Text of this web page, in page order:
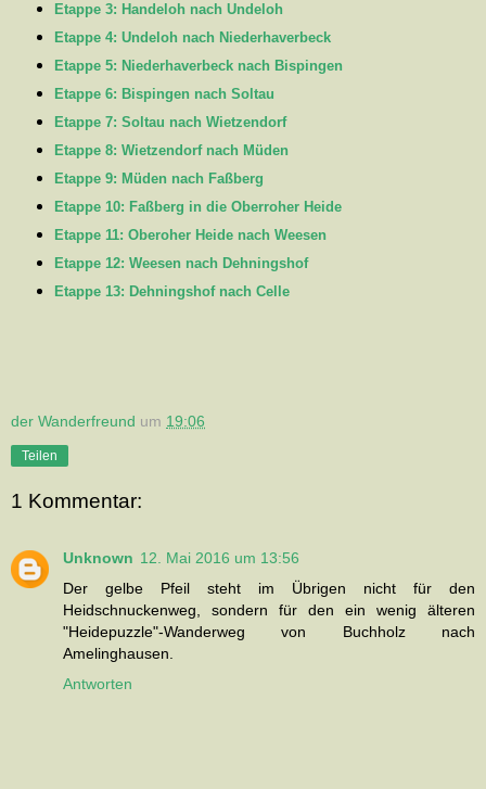
Etappe 3: Handeloh nach Undeloh
Etappe 4: Undeloh nach Niederhaverbeck
Etappe 5: Niederhaverbeck nach Bispingen
Etappe 6: Bispingen nach Soltau
Etappe 7: Soltau nach Wietzendorf
Etappe 8: Wietzendorf nach Müden
Etappe 9: Müden nach Faßberg
Etappe 10: Faßberg in die Oberroher Heide
Etappe 11: Oberoher Heide nach Weesen
Etappe 12: Weesen nach Dehningshof
Etappe 13: Dehningshof nach Celle
der Wanderfreund um 19:06
Teilen
1 Kommentar:
Unknown 12. Mai 2016 um 13:56
Der gelbe Pfeil steht im Übrigen nicht für den
Heidschnuckenweg, sondern für den ein wenig älteren
"Heidepuzzle"-Wanderweg von Buchholz nach
Amelinghausen.
Antworten